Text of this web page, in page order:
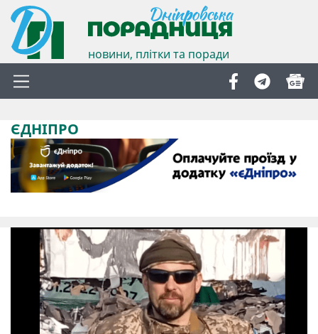
новини, плітки та поради
ЄДНІПРО